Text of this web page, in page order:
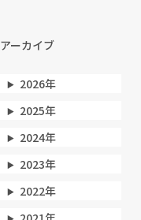
アーカイブ
2026年
2025年
2024年
2023年
2022年